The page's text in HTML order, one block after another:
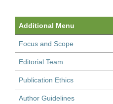
Additional Menu
Focus and Scope
Editorial Team
Publication Ethics
Author Guidelines